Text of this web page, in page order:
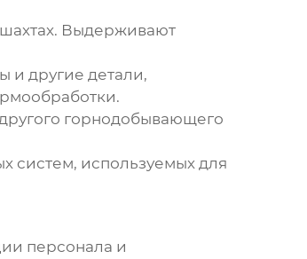
Выдерживают
и другие детали,
горнодобывающего
систем, используемых для
персонала и